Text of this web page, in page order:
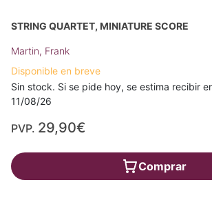
STRING QUARTET, MINIATURE SCORE
Martin, Frank
Disponible en breve
Sin stock. Si se pide hoy, se estima recibir
11/08/26
PVP. 29,90€
Comprar